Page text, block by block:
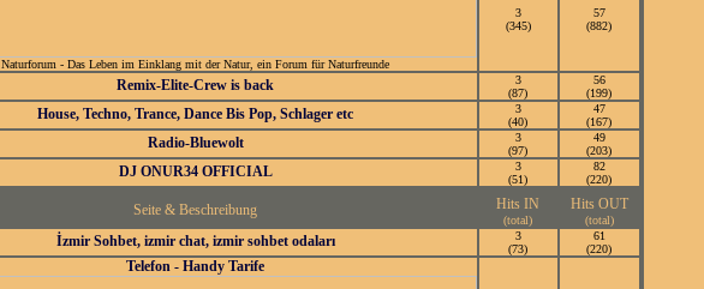
Naturforum - Das Leben im Einklang mit der Natur, ein Forum für Naturfreunde
3
(345)
57
(882)
Remix-Elite-Crew is back
3
(87)
56
(199)
House, Techno, Trance, Dance Bis Pop, Schlager etc
3
(40)
47
(167)
Radio-Bluewolt
3
(97)
49
(203)
DJ ONUR34 OFFICIAL
3
(51)
82
(220)
Seite & Beschreibung Hits IN
(total)
Hits OUT
(total)
İzmir Sohbet, izmir chat, izmir sohbet odaları
3
(73)
61
(220)
Telefon - Handy Tarife